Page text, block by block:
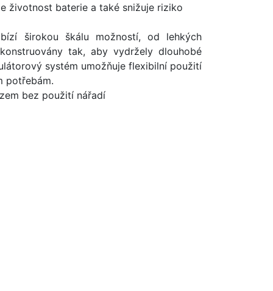
životnost baterie a také snižuje riziko
širokou škálu možností, od lehkých
tak, aby vydržely dlouhobé
systém umožňuje flexibilní použití
potřebám.
bez použití nářadí